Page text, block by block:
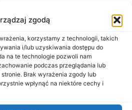
zgodą
korzystamy z technologii, takich
i/lub uzyskiwania dostępu do
na te technologie pozwoli nam
podczas przeglądania lub
Brak wyrażenia zgody lub
wpłynąć na niektóre cechy i